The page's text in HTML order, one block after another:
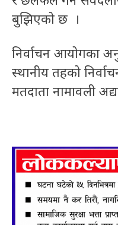
बुझिएको छ ।
निर्वाचन आयोगका
स्थानीय तहको
मतदाता नामावली